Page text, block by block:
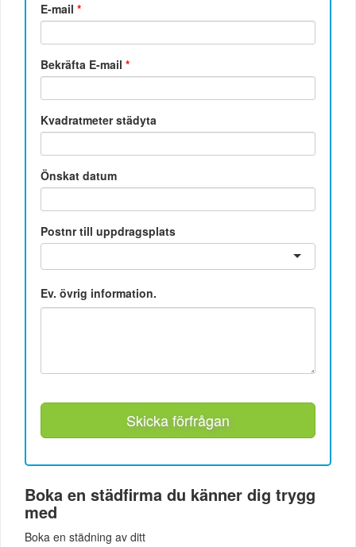
E-mail*
Bekräfta E-mail*
Kvadratmeter städyta
Önskat datum
Postnr till uppdragsplats
Ev. övrig information.
Skicka förfrågan
Boka en städfirma du känner dig trygg
med
Boka en städning av ditt